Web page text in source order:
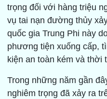
trọng đối với hàng triệu
vụ tai nạn đường thủy
quốc gia Trung Phi này
phương tiện xuống cấp,
kiện an toàn kém và thời
Trong những năm gần
nghiêm trọng đã xảy ra